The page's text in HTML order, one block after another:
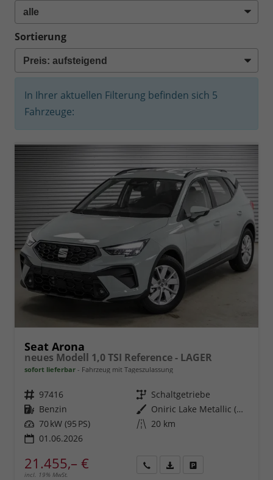
Sortierung
In Ihrer aktuellen Filterung befinden sich 5
Fahrzeuge:
Seat Arona
neues Modell 1,0 TSI Reference - LAGER
sofort lieferbar Fahrzeug mit Tageszulassung
Fahrzeugnr. 97416 Getriebe Schaltgetriebe
Kraftstoff Benzin Außenfarbe
Oniric Lake Metallic (M6)
Leistung 70 kW (95 PS) Kilometerstand 20 km
01.06.2026
21.455,– €
incl. 19% MwSt.